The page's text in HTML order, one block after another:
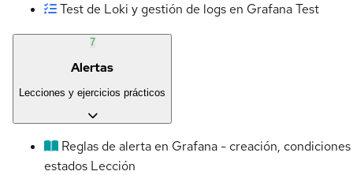
Test de Loki y gestión de logs en GrafanaTest
7
Alertas
Lecciones y ejercicios prácticos
Reglas de alerta en Grafana - creación,
estados Lección